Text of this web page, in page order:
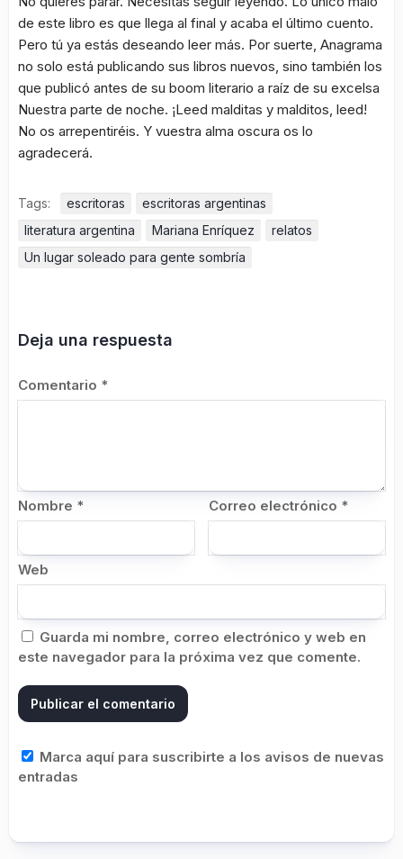
de este libro es que llega al final y acaba el último cuento.
Pero tú ya estás deseando leer más. Por suerte, Anagrama
no solo está publicando sus libros nuevos, sino también los
que publicó antes de su boom literario a raíz de su excelsa
Nuestra parte de noche. ¡Leed malditas y malditos, leed!
No os arrepentiréis. Y vuestra alma oscura os lo
agradecerá.
Tags: escritoras
escritoras argentinas
literatura argentina
Mariana Enríquez
relatos
Un lugar soleado para gente sombría
Deja una respuesta
Comentario *
Nombre * Correo electrónico *
Web
Guarda mi nombre, correo electrónico y web en
este navegador para la próxima vez que comente.
Marca aquí para suscribirte a los avisos de nuevas
entradas